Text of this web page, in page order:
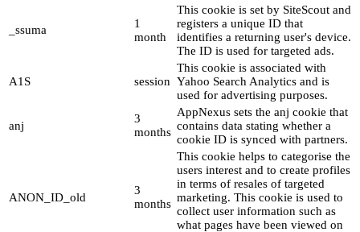
_ssuma
1
month
This cookie is set by SiteScout and
registers a unique ID that
identifies a returning user's device.
The ID is used for targeted ads.
A1S session
This cookie is associated with
Yahoo Search Analytics and is
used for advertising purposes.
anj
3
months
AppNexus sets the anj cookie that
contains data stating whether a
cookie ID is synced with partners.
ANON_ID_old
3
months
This cookie helps to categorise the
users interest and to create profiles
in terms of resales of targeted
marketing. This cookie is used to
collect user information such as
what pages have been viewed on